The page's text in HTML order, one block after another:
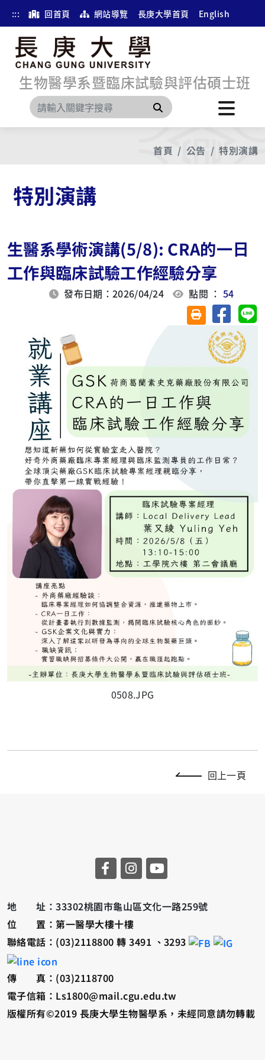
::: 回首頁 網站導覽 長庚大學首頁 English
生物醫學系暨臨床試驗與評估碩士班
搜尋
首頁 公告 特別演講
特別演講
生醫系學術演講(5/8): CRA的⼀⽇
工作與臨床試驗工作經驗分享
發布日期：2026/04/24 點閱 ：54
友善列印(另開視
分享至
0508.JPG
回上一頁
地 址：33302桃園市龜山區文化一路259號
位 置：第一醫學大樓十樓
聯絡電話：(03)2118800 轉 3491 、3293
傳 真：(03)2118700
電子信箱：Ls1800@mail.cgu.edu.tw
版權所有©2019 長庚大學生物醫學系，未經同意請勿轉載